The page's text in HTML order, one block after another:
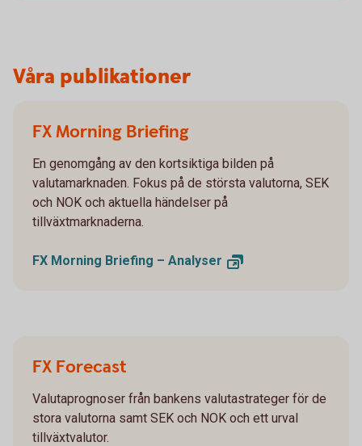
Våra publikationer
FX Morning Briefing
En genomgång av den kortsiktiga bilden på
valutamarknaden. Fokus på de största valutorna, SEK
och NOK och aktuella händelser på
tillväxtmarknaderna.
FX Morning Briefing – Analyser
FX Forecast
Valutaprognoser från bankens valutastrateger för de
stora valutorna samt SEK och NOK och ett urval
tillväxtvalutor.